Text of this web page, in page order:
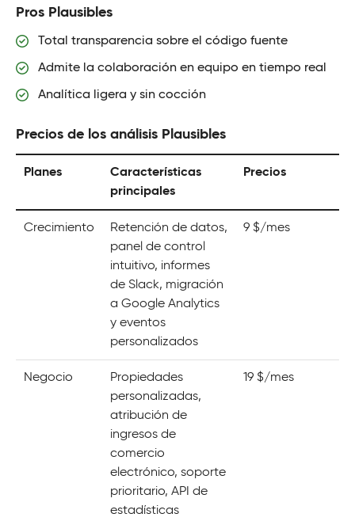
Pros Plausibles
Total transparencia sobre el código fuente
Admite la colaboración en equipo en tiempo real
Analítica ligera y sin cocción
Precios de los análisis Plausibles
Planes
Características
principales
Precios
Crecimiento
Retención de datos,
panel de control
intuitivo, informes
de Slack, migración
a Google Analytics
y eventos
personalizados
9 $/mes
Negocio
Propiedades
personalizadas,
atribución de
ingresos de
comercio
electrónico, soporte
prioritario, API de
estadísticas
19 $/mes